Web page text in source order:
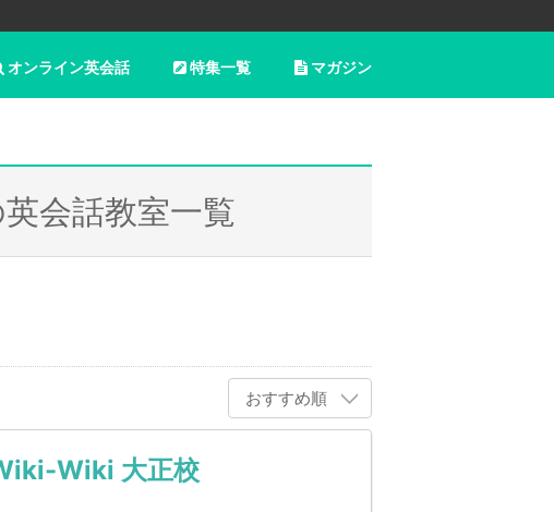
マガジン
特集一覧
オンライン英会話
会話教室一覧
おすすめ順
Wiki 大正校